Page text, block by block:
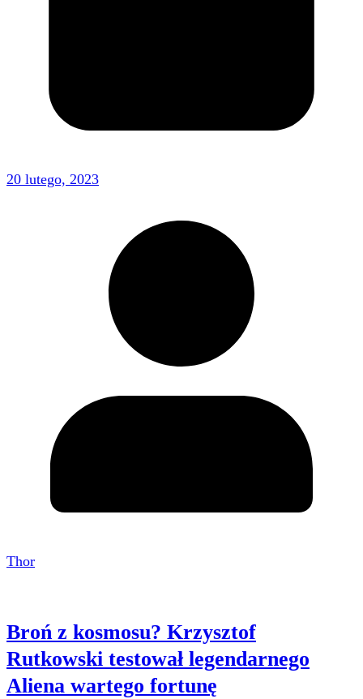
20 lutego, 2023
Thor
Broń z kosmosu? Krzysztof
Rutkowski testował legendarnego
Aliena wartego fortunę